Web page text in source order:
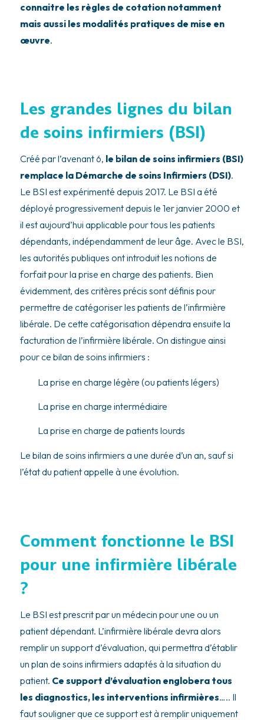
connaitre les règles de cotation notamment
mais aussi les modalités pratiques de mise en
œuvre.
Les grandes lignes du bilan
de soins infirmiers (BSI)
Créé par l’avenant 6, le bilan de soins infirmiers (BSI)
remplace la Démarche de soins Infirmiers (DSI).
Le BSI est expérimenté depuis 2017. Le BSI a été
déployé progressivement depuis le 1er janvier 2000 et
il est aujourd’hui applicable pour tous les patients
dépendants, indépendamment de leur âge. Avec le BSI,
les autorités publiques ont introduit les notions de
forfait pour la prise en charge des patients. Bien
évidemment, des critères précis sont définis pour
permettre de catégoriser les patients de l’infirmière
libérale. De cette catégorisation dépendra ensuite la
facturation de l’infirmière libérale. On distingue ainsi
pour ce bilan de soins infirmiers :
La prise en charge légère (ou patients légers)
La prise en charge intermédiaire
La prise en charge de patients lourds
Le bilan de soins infirmiers a une durée d’un an, sauf si
l’état du patient appelle à une évolution.
Comment fonctionne le BSI
pour une infirmière libérale
?
Le BSI est prescrit par un médecin pour une ou un
patient dépendant. L’infirmière libérale devra alors
remplir un support d’évaluation, qui permettra d’établir
un plan de soins infirmiers adaptés à la situation du
patient. Ce support d’évaluation englobera tous
les diagnostics, les interventions infirmières….. Il
faut souligner que ce support est à remplir uniquement